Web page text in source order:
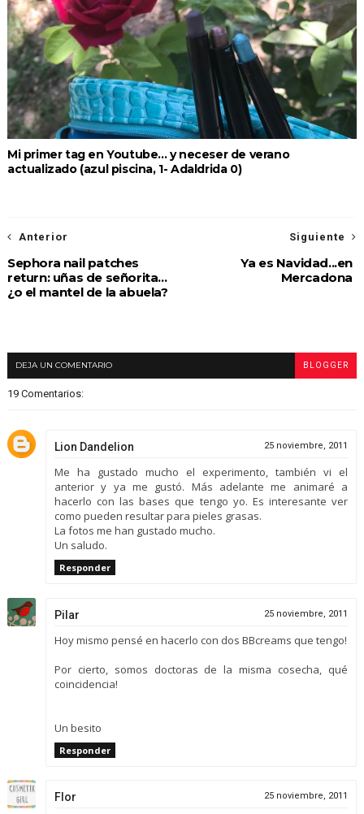
Mi primer tag en Youtube... y neceser de verano
actualizado (azul piscina, 1- Adaldrida 0)
Siguiente
Ya es Navidad...en
Mercadona
Anterior
Sephora nail patches
return: uñas de señorita...
¿o el mantel de la abuela?
DEJA UN COMENTARIO BLOGGER
19 Comentarios:
Lion Dandelion 25 noviembre, 2011
Me ha gustado mucho el experimento, también vi el
anterior y ya me gustó. Más adelante me animaré a
hacerlo con las bases que tengo yo. Es interesante ver
como pueden resultar para pieles grasas.
La fotos me han gustado mucho.
Un saludo.
Responder
Pilar 25 noviembre, 2011
Hoy mismo pensé en hacerlo con dos BBcreams que tengo!
Por cierto, somos doctoras de la misma cosecha, qué
coincidencia!
Un besito
Responder
Flor 25 noviembre, 2011